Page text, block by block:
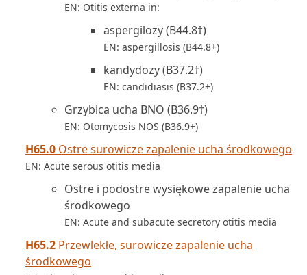
EN: Otitis externa in:
aspergilozy (B44.8†)
EN: aspergillosis (B44.8+)
kandydozy (B37.2†)
EN: candidiasis (B37.2+)
Grzybica ucha BNO (B36.9†)
EN: Otomycosis NOS (B36.9+)
H65.0 Ostre surowicze zapalenie ucha środkowego
EN: Acute serous otitis media
Ostre i podostre wysiękowe zapalenie ucha
środkowego
EN: Acute and subacute secretory otitis media
H65.2 Przewlekłe, surowicze zapalenie ucha
środkowego